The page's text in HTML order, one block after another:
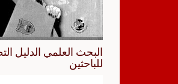
البحث العلمي الدليل
للباحثين